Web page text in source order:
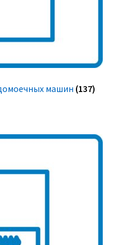
машин (137)